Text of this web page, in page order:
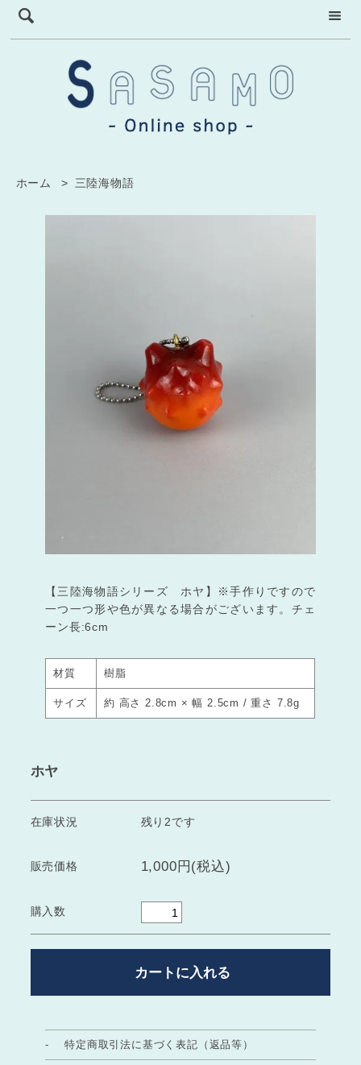
ホーム > 三陸海物語
【三陸海物語シリーズ ホヤ】※手作りですので
一つ一つ形や色が異なる場合がございます。チェ
ーン長:6cm
材質 樹脂
サイズ 約 高さ 2.8cm × 幅 2.5cm / 重さ 7.8g
ホヤ
在庫状況 残り2です
販売価格 1,000円(税込)
購入数
特定商取引法に基づく表記（返品等）